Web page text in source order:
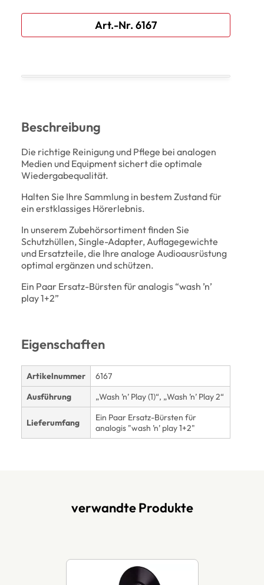
Art.-Nr. 6167
Beschreibung
Die richtige Reinigung und Pflege bei analogen
Medien und Equipment sichert die optimale
Wiedergabequalität.
Halten Sie Ihre Sammlung in bestem Zustand für
ein erstklassiges Hörerlebnis.
In unserem Zubehörsortiment finden Sie
Schutzhüllen, Single-Adapter, Auflagegewichte
und Ersatzteile, die Ihre analoge Audioausrüstung
optimal ergänzen und schützen.
Ein Paar Ersatz-Bürsten für analogis “wash ’n’
play 1+2”
Eigenschaften
Artikelnummer
6167
Ausführung
„Wash ’n’ Play (1)“, „Wash ’n’ Play 2“
Lieferumfang
Ein Paar Ersatz-Bürsten für
analogis "wash ’n’ play 1+2"
verwandte Produkte